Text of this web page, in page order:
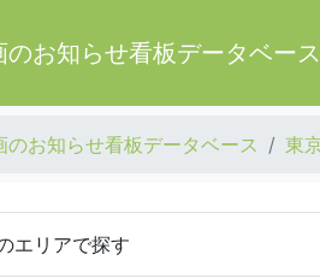
のお知らせ看板データベース
のお知らせ看板データベース 東
エリアで探す